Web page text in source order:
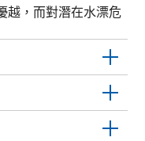
越，而對潛在水漂危